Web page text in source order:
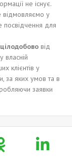
не існує.
відмовляємо у
посвідчення для
від
власній
клієнтів у
за яких умов та в
заявки